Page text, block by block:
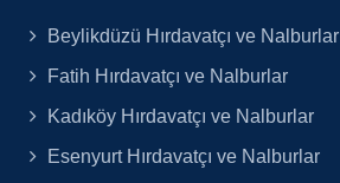
Beylikdüzü Hırdavatçı ve Nalburlar
Fatih Hırdavatçı ve Nalburlar
Kadıköy Hırdavatçı ve Nalburlar
Esenyurt Hırdavatçı ve Nalburlar